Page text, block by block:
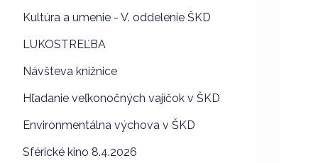
Kultúra a umenie - V. oddelenie ŠKD
LUKOSTREĽBA
Návšteva knižnice
Hľadanie veľkonočných vajíčok v ŠKD
Environmentálna výchova v ŠKD
Sférické kino 8.4.2026